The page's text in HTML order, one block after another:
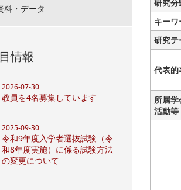
研究分
キーワ
研究テ
代表的
所属
活動等
料・データ
情報
2026-07-30
教員を4名募集しています
2025-09-30
令和9年度入学者選抜試験（令
和8年度実施）に係る試験方法
の変更について